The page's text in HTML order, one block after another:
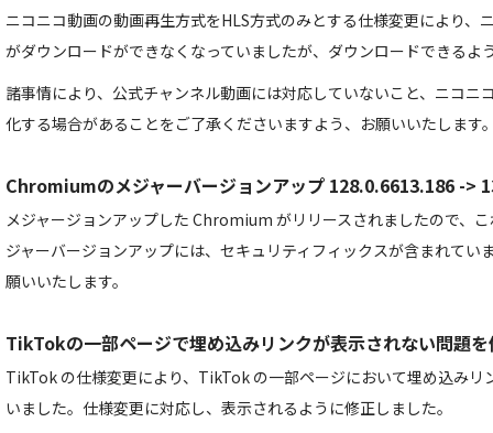
ニコニコ動画の動画再生方式をHLS方式のみとする仕様変更により、
がダウンロードができなくなっていましたが、ダウンロードできるよ
諸事情により、公式チャンネル動画には対応していないこと、ニコニ
化する場合があることをご了承くださいますよう、お願いいたします
Chromiumのメジャーバージョンアップ 128.0.6613.186 ->
メジャージョンアップした Chromium がリリースされましたので、
ジャーバージョンアップには、セキュリティフィックスが含まれてい
願いいたします。
TikTokの一部ページで埋め込みリンクが表示されない問題
TikTok の仕様変更により、TikTok の一部ページにおいて埋め込みリ
いました。仕様変更に対応し、表示されるように修正しました。